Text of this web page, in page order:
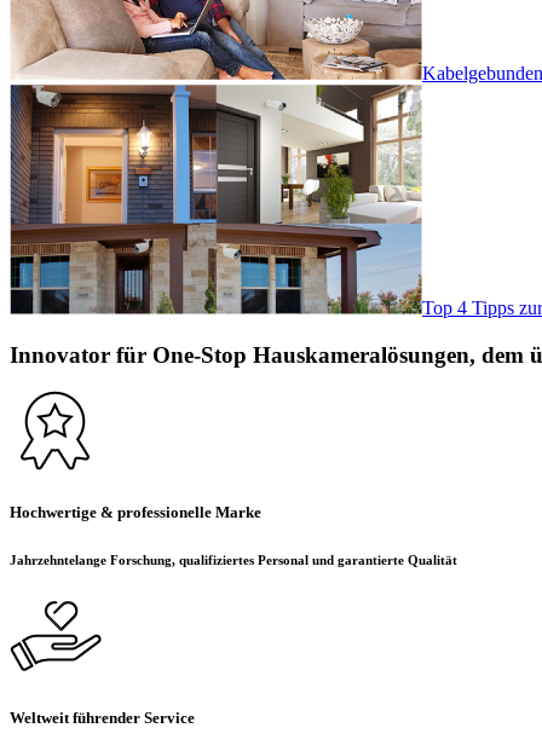
Top 4 Tipps
Innovator für One-Stop Hauskameralösungen, dem
Hochwertige & professionelle Marke
Jahrzehntelange Forschung, qualifiziertes Personal und garantierte Qualität
Weltweit führender Service